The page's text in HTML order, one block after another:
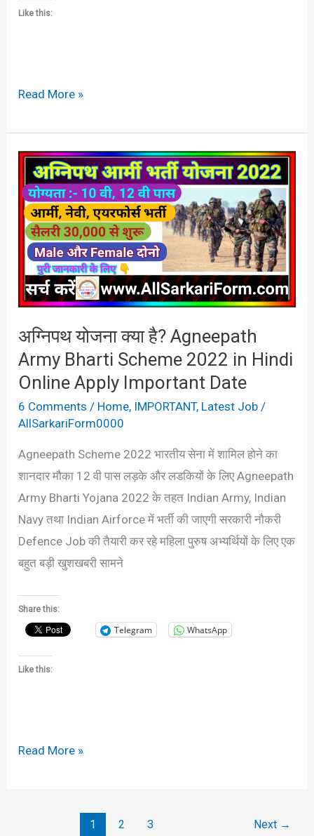
Like this:
Read More »
अग्निपथ योजना क्या है? Agneepath
Army Bharti Scheme 2022 in Hindi
Online Apply Important Date
6 Comments / Home, IMPORTANT, Latest Job /
AllSarkariForm0000
Agneepath Scheme 2022 भारतीय सेना में शामिल होने का
शानदार मौका 12 वी पास लड़के और लडकियों के लिए Agneepath
Army Bharti Yojana 2022 के तहत Indian Army, Indian
Navy तथा Indian Airforce में भर्ती की जाएगी सरकारी नौकरी
Defence Job की तैयारी कर रहे महिला पुरुष अभ्यर्थियों के लिए एक
बहुत बड़ी खुशखबरी सामने
Share this:
Telegram WhatsApp
Like this:
अग्निपथ
योजना
क्या
है?
Agneepath
Army
Bharti
2022
in
Hindi
Online
Apply
Read More »
1 2 3 Next →